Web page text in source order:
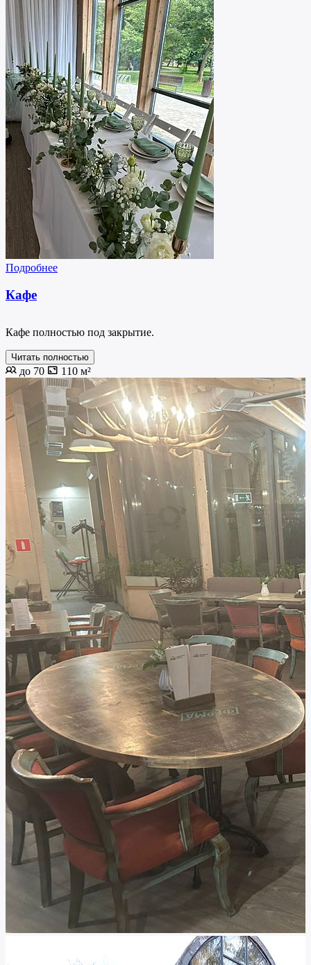
Подробнее
Кафе
Кафе полностью под закрытие.
Читать полностью
до 70 110 м²